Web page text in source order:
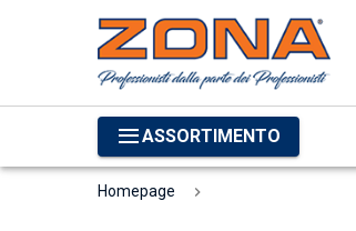
ASSORTIMENTO
Homepage